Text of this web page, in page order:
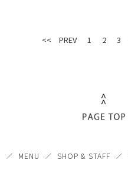
<< PREV 1 2 3
MENU SHOP & STAFF